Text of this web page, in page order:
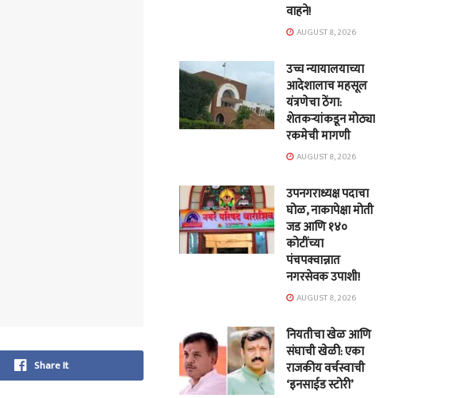
Share It
वाहने!
AUGUST 8, 2026
उच्च न्यायालयाच्या
आदेशालाच महसूल
यंत्रणेचा ठेंगा:
शेतकऱ्यांकडून मोठ्या
रकमेची मागणी
AUGUST 8, 2026
उपनगराध्यक्ष पदाचा
घोळ, नाकापेक्षा मोती
जड आणि १४०
कोटींच्या
पंचपक्वान्नात
नगरसेवक उपाशी!
AUGUST 8, 2026
नियतीचा खेळ आणि
संघाची खेळी: एका
राजकीय वर्चस्वाची
‘इनसाईड स्टोरी’